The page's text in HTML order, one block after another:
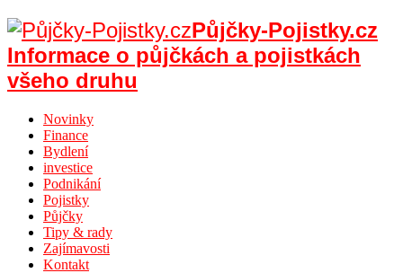
Půjčky-Pojistky.cz
Informace o půjčkách a pojistkách
všeho druhu
Novinky
Finance
Bydlení
investice
Podnikání
Pojistky
Půjčky
Tipy & rady
Zajímavosti
Kontakt